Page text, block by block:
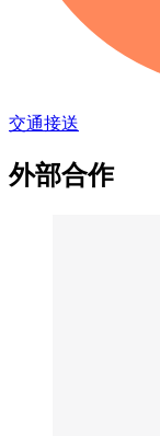
交通接送
外部合作